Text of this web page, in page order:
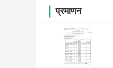
प्रमाणन